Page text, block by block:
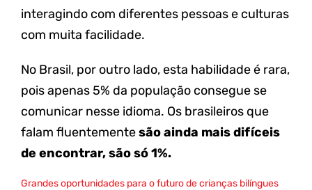
interagindo com diferentes pessoas e culturas
com muita facilidade.
No Brasil, por outro lado, esta habilidade é rara,
pois apenas 5% da população consegue se
comunicar nesse idioma. Os brasileiros que
falam fluentementesão ainda mais difíceis
de encontrar, são só 1%.
Grandes oportunidades para o futuro de crianças bilíngues